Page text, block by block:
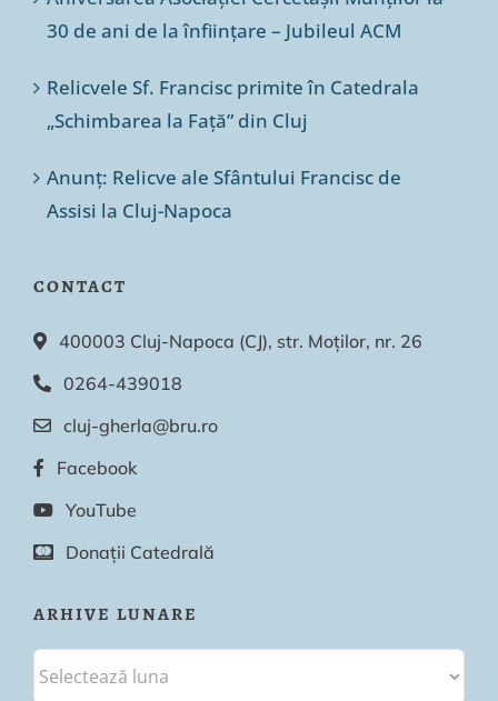
30 de ani de la înființare – Jubileul ACM
Relicvele Sf. Francisc primite în Catedrala
„Schimbarea la Față” din Cluj
Anunț: Relicve ale Sfântului Francisc de
Assisi la Cluj-Napoca
CONTACT
400003 Cluj-Napoca (CJ), str. Moților, nr. 26
0264-439018
cluj-gherla@bru.ro
Facebook
YouTube
Donații Catedrală
ARHIVE LUNARE